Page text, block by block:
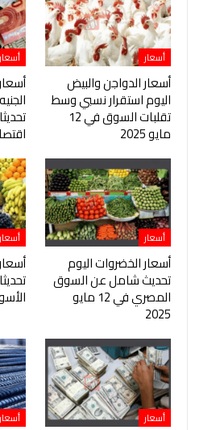
أسعار
أسعار الدواجن والبيض
اليوم استقرار نسبي وسط
تقلبات السوق في 12
مايو 2025
أسعار
اقتصادية
أسعار
أسعار الخضروات اليوم
تحديث شامل عن السوق
المصري في 12 مايو
2025
أسعار
أسعار أسعار